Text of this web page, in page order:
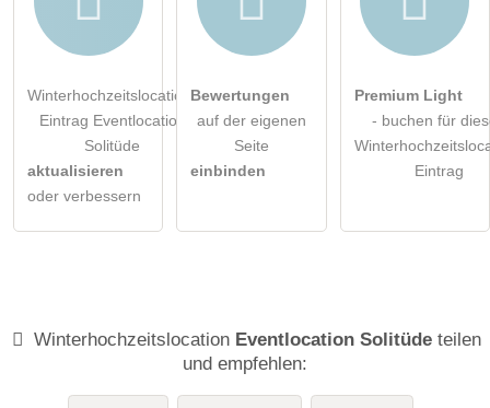
Winterhochzeitslocation-
Eintrag Eventlocation
Solitüde
aktualisieren
oder verbessern
Bewertungen
auf der eigenen
Seite
einbinden
Premium Light
- buchen für
Eintrag
Winterhochzeitslocation Eventlocation Solitüde teilen
und empfehlen: